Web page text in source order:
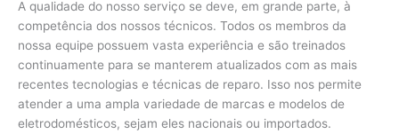
A qualidade do nosso serviço se deve, em grande parte, à
competência dos nossos técnicos. Todos os membros da
nossa equipe possuem vasta experiência e são treinados
continuamente para se manterem atualizados com as mais
recentes tecnologias e técnicas de reparo. Isso nos permite
atender a uma ampla variedade de marcas e modelos de
eletrodomésticos, sejam eles nacionais ou importados.